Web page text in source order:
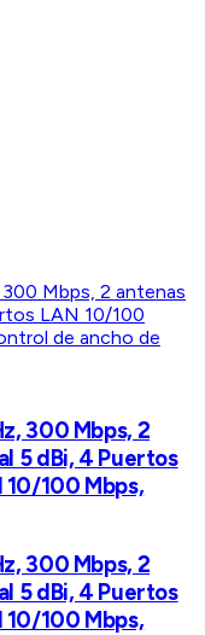
300 Mbps, 2
5 dBi, 4 Puertos
10/100 Mbps,
300 Mbps, 2
5 dBi, 4 Puertos
10/100 Mbps,